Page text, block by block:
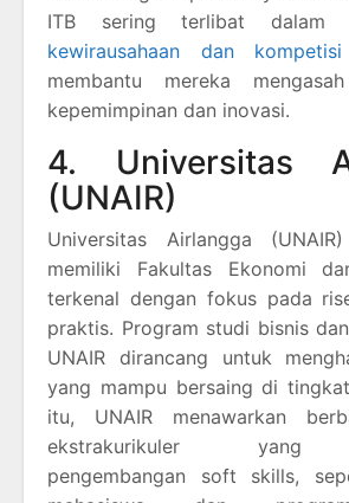
ITB sering terlibat dalam
kewirausahaan dan
membantu mereka
kepemimpinan dan inovasi.
4. Universitas
(UNAIR)
Universitas Airlangga
memiliki Fakultas Ekonomi
terkenal dengan fokus pada
praktis. Program studi bisnis
UNAIR dirancang untuk
yang mampu bersaing di
itu, UNAIR menawarkan
ekstrakurikuler yang
pengembangan soft skills,